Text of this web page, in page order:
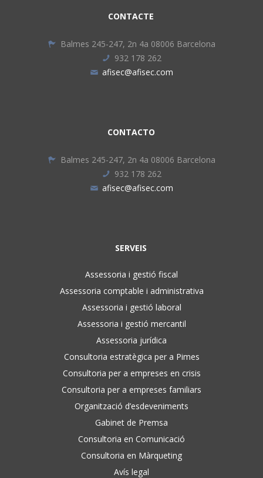
CONTACTE
Balmes 245-247, 2n 4a 08006 Barcelona
932 178 262
afisec@afisec.com
CONTACTO
Balmes 245-247, 2n 4a 08006 Barcelona
932 178 262
afisec@afisec.com
SERVEIS
Assessoria i gestió fiscal
Assessoria comptable i administrativa
Assessoria i gestió laboral
Assessoria i gestió mercantil
Assessoria jurídica
Consultoria estratègica per a Pimes
Consultoria per a empreses en crisis
Consultoria per a empreses familiars
Organització d’esdeveniments
Gabinet de Premsa
Consultoria en Comunicació
Consultoria en Màrqueting
Avís legal